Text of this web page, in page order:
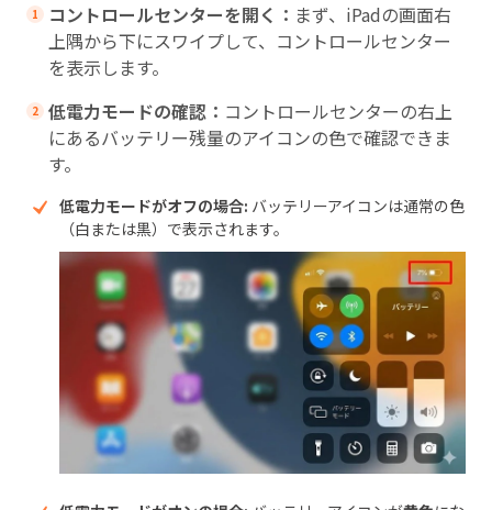
コントロールセンターを開く： まず、iPadの画面右
上隅から下にスワイプして、コントロールセンター
を表示します。
低電力モードの確認： コントロールセンターの右上
にあるバッテリー残量のアイコンの色で確認できま
す。
低電力モードがオフの場合: バッテリーアイコンは通常の色
（白または黒）で表示されます。